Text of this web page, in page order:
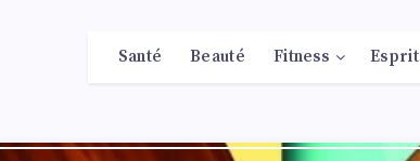
Santé Beauté Fitness Esprit